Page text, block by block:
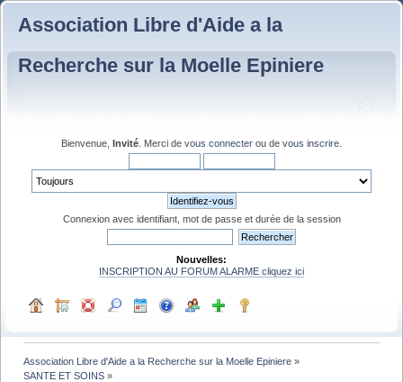
Association Libre d'Aide a la
Recherche sur la Moelle Epiniere
Bienvenue, Invité . Merci de vous connecter ou de vous inscrire
Connexion avec identifiant, mot de passe et durée de la session
Nouvelles:
INSCRIPTION AU FORUM ALARME cliquez ici
Association Libre d'Aide a la Recherche sur la Moelle Epiniere »
SANTE ET SOINS »